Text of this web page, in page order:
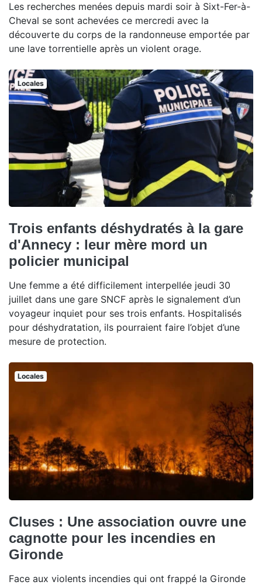
Les recherches menées depuis mardi soir à Sixt-Fer-à-
Cheval se sont achevées ce mercredi avec la
découverte du corps de la randonneuse emportée par
une lave torrentielle après un violent orage.
Locales
Trois enfants déshydratés à la gare
d'Annecy : leur mère mord un
policier municipal
Une femme a été difficilement interpellée jeudi 30
juillet dans une gare SNCF après le signalement d’un
voyageur inquiet pour ses trois enfants. Hospitalisés
pour déshydratation, ils pourraient faire l’objet d’une
mesure de protection.
Locales
Cluses : Une association ouvre une
cagnotte pour les incendies en
Gironde
Face aux violents incendies qui ont frappé la Gironde